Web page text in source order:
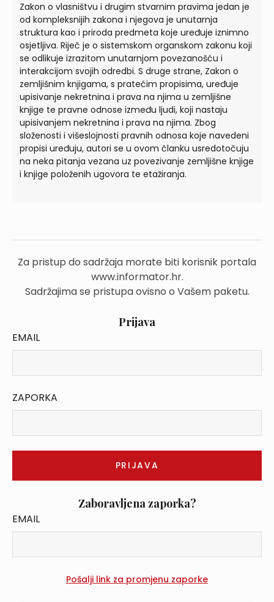
Zakon o vlasništvu i drugim stvarnim pravima jedan je
od kompleksnijih zakona i njegova je unutarnja
struktura kao i priroda predmeta koje uređuje iznimno
osjetljiva. Riječ je o sistemskom organskom zakonu koji
se odlikuje izrazitom unutarnjom povezanošću i
interakcijom svojih odredbi. S druge strane, Zakon o
zemljišnim knjigama, s pratećim propisima, uređuje
upisivanje nekretnina i prava na njima u zemljišne
knjige te pravne odnose između ljudi, koji nastaju
upisivanjem nekretnina i prava na njima. Zbog
složenosti i višeslojnosti pravnih odnosa koje navedeni
propisi uređuju, autori se u ovom članku usredotočuju
na neka pitanja vezana uz povezivanje zemljišne knjige
i knjige položenih ugovora te etažiranja.
Za pristup do sadržaja morate biti korisnik portala
www.informator.hr.
Sadržajima se pristupa ovisno o Vašem paketu.
Prijava
EMAIL
ZAPORKA
Zaboravljena zaporka?
EMAIL